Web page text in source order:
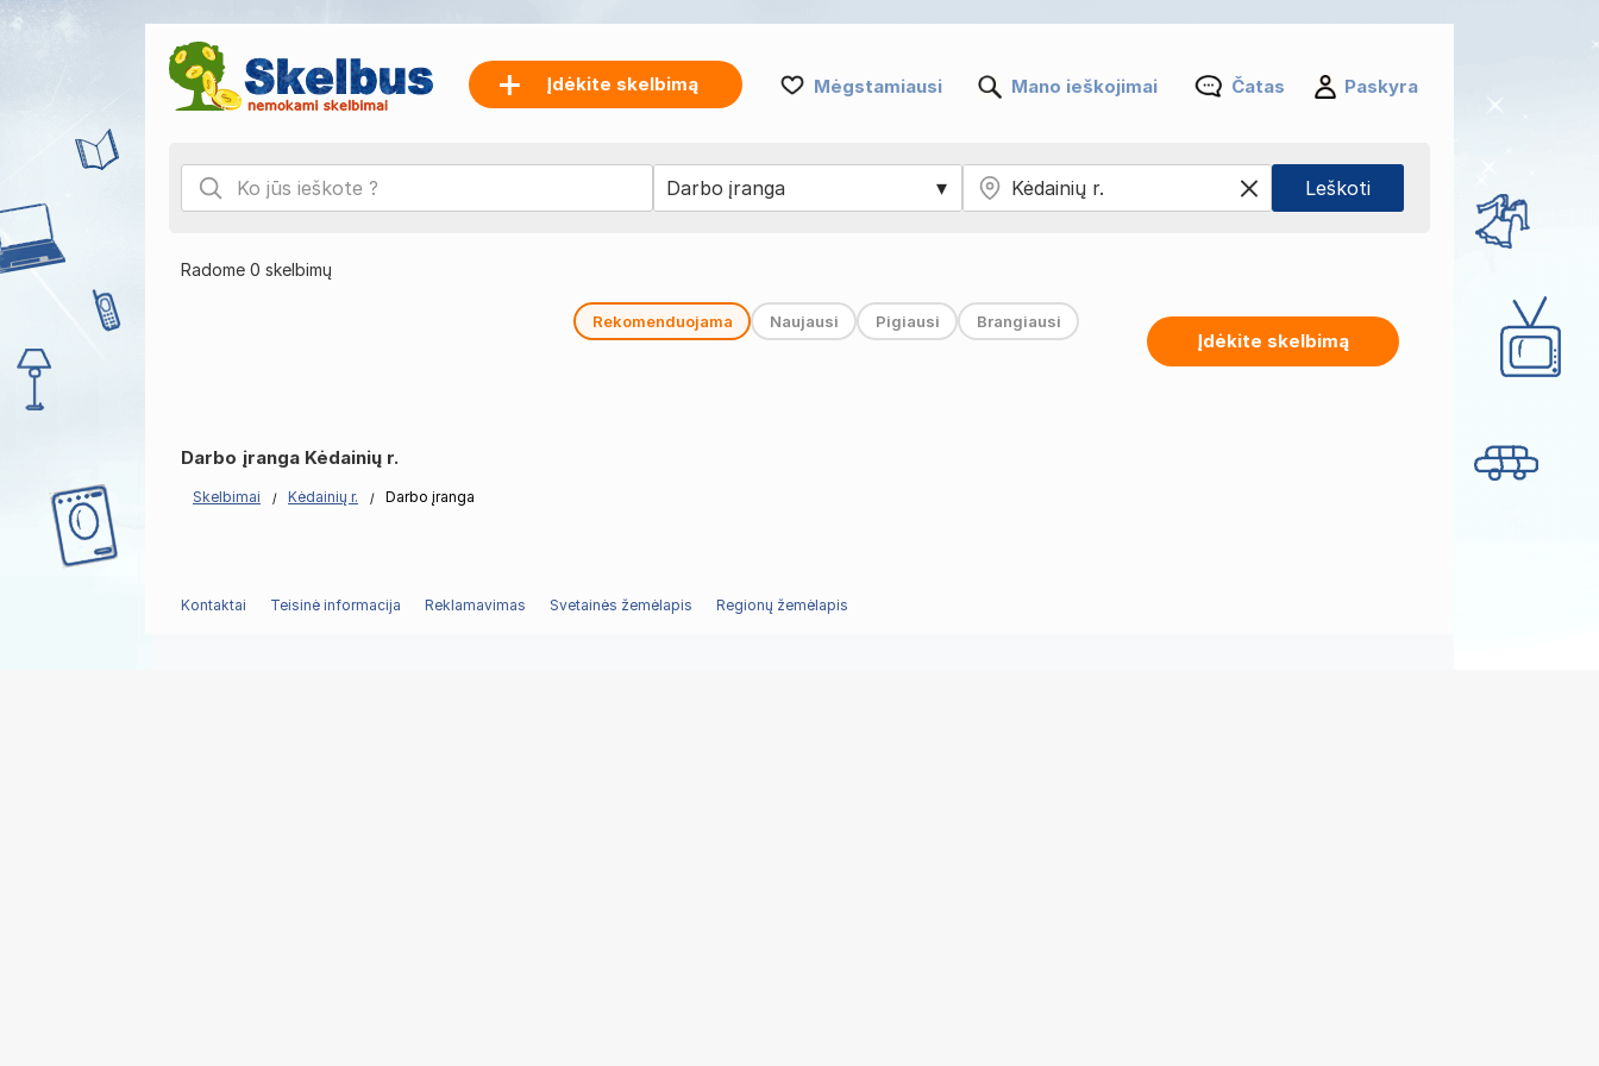
Įdėkite skelbimą Mėgstamiausi Mano ieškojimai Čatas Paskyra
Radome 0 skelbimų
Rekomenduojama Naujausi Pigiausi Brangiausi
Darbo įranga Kėdainių r.
Skelbimai Kėdainių r. Darbo įranga
Įdėkite skelbimą
Kontaktai Teisinė informacija Reklamavimas Svetainės žemėlapis Regionų žemėlapis